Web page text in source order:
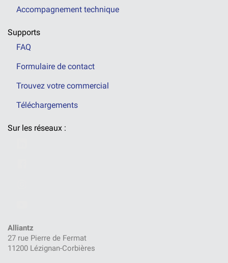
Accompagnement technique
Supports
FAQ
Formulaire de contact
Trouvez votre commercial
Téléchargements
Sur les réseaux :
Alliantz
27 rue Pierre de Fermat
11200 Lézignan-Corbières